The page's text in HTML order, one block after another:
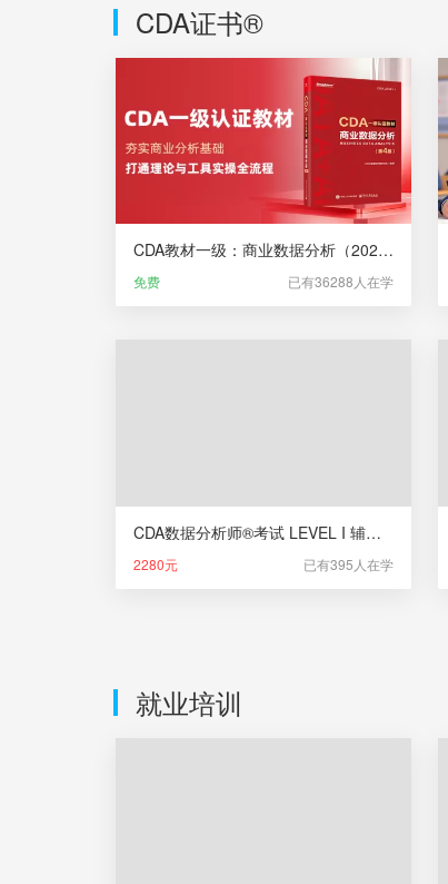
CDA证书®
CDA教材一级：商业数据分析（2025版大纲）
免费 已有36288人在学
CDA数据分析师®考试 LEVEL I 辅导课（新版）
2280元 已有395人在学
就业培训